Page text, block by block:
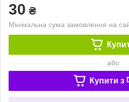
30 ₴
Мінімальна сума замовлення на
або
Купити з